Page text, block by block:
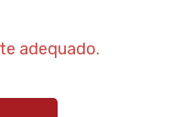
adequado.